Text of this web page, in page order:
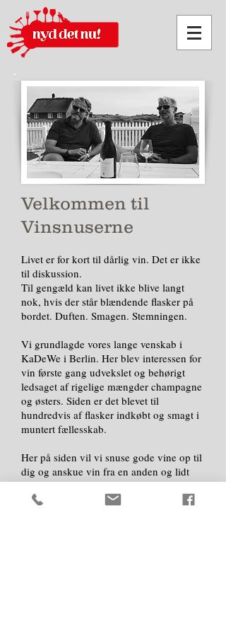
Velkommen til
Vinsnuserne
Livet er for kort til dårlig vin. Det er ikke
til diskussion.
Til gengæld kan livet ikke blive langt
nok, hvis der står blændende flasker på
bordet. Duften. Smagen. Stemningen.
Vi grundlagde vores lange venskab i
KaDeWe i Berlin. Her blev interessen for
vin første gang udvekslet og behørigt
ledsaget af rigelige mængder champagne
og østers. Siden er det blevet til
hundredvis af flasker indkøbt og smagt i
muntert fællesskab.
Her på siden vil vi snuse gode vine op til
dig og anskue vin fra en anden og lidt
mere uhøjtidelig vinkel. Hold dig endelig
ikke tilbage med kommentarer. Vi er